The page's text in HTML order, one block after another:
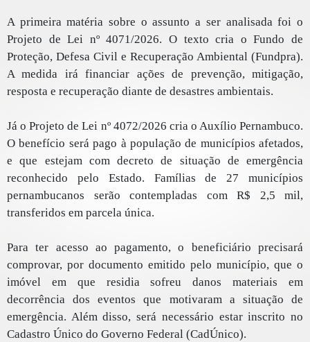
A primeira matéria sobre o assunto a ser analisada foi o
Projeto de Lei nº 4071/2026. O texto cria o Fundo de
Proteção, Defesa Civil e Recuperação Ambiental (Fundpra).
A medida irá financiar ações de prevenção, mitigação,
resposta e recuperação diante de desastres ambientais.
Já o Projeto de Lei nº 4072/2026 cria o Auxílio Pernambuco.
O benefício será pago à população de municípios afetados,
e que estejam com decreto de situação de emergência
reconhecido pelo Estado. Famílias de 27 municípios
pernambucanos serão contempladas com R$ 2,5 mil,
transferidos em parcela única.
Para ter acesso ao pagamento, o beneficiário precisará
comprovar, por documento emitido pelo município, que o
imóvel em que residia sofreu danos materiais em
decorrência dos eventos que motivaram a situação de
emergência. Além disso, será necessário estar inscrito no
Cadastro Único do Governo Federal (CadÚnico).